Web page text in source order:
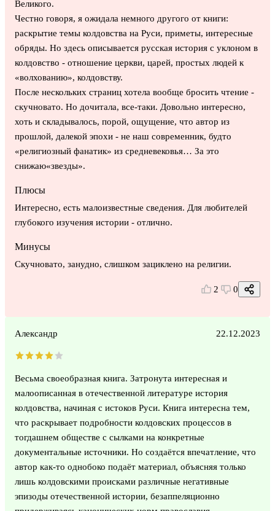
Великого.
Честно говоря, я ожидала немного другого от книги:
раскрытие темы колдовства на Руси, приметы, интересные
обряды. Но здесь описывается русская история с уклоном в
колдовство - отношение церкви, царей, простых людей к
«волхованию», колдовству.
После нескольких страниц хотела вообще бросить чтение -
скучновато. Но дочитала, все-таки. Довольно интересно,
хоть и складывалось, порой, ощущение, что автор из
прошлой, далекой эпохи - не наш современник, будто
«религиозный фанатик» из средневековья… За это
снижаю«звезды».
Плюсы
Интересно, есть малоизвестные сведения. Для любителей
глубокого изучения истории - отлично.
Минусы
Скучновато, занудно, слишком зациклено на религии.
2 0
Александр 22.12.2023
Весьма своеобразная книга. Затронута интересная и
малоописанная в отечественной литературе история
колдовства, начиная с истоков Руси. Книга интересна тем,
что раскрывает подробности колдовских процессов в
тогдашнем обществе с сылками на конкретные
документальные источники. Но создаётся впечатление, что
автор как-то однобоко подаёт материал, объясняя только
лишь колдовскими происками различные негативные
эпизоды отечественной истории, безаппеляционно